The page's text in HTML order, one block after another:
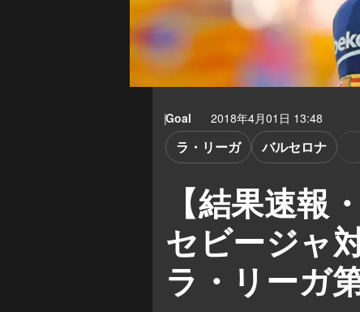
Goal 2018年4月01日 13:48
【結果速報
セビージャ
ラ・リーガ
ラ・リーガ バルセロナ